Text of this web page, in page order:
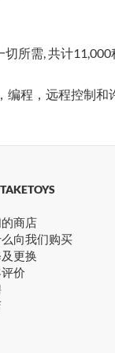
所需, 共计11,000
编程，远程控制
商店
向我们购买
更换
价